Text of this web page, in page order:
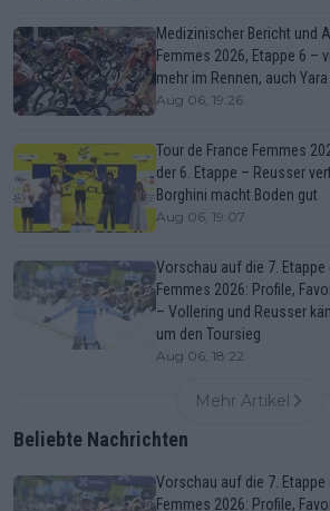
Medizinischer Bericht und
Femmes 2026, Etappe 6 –
mehr im Rennen, auch
Aug 06, 19:26
Tour de France Femmes
der 6. Etappe – Reusser
Borghini macht Boden gut
Aug 06, 19:07
Vorschau auf die 7. Etappe
Femmes 2026: Profile,
– Vollering und Reusser
um den Toursieg
Aug 06, 18:22
Mehr Artikel
Beliebte Nachrichten
Vorschau auf die 7. Etappe
Femmes 2026: Profile,